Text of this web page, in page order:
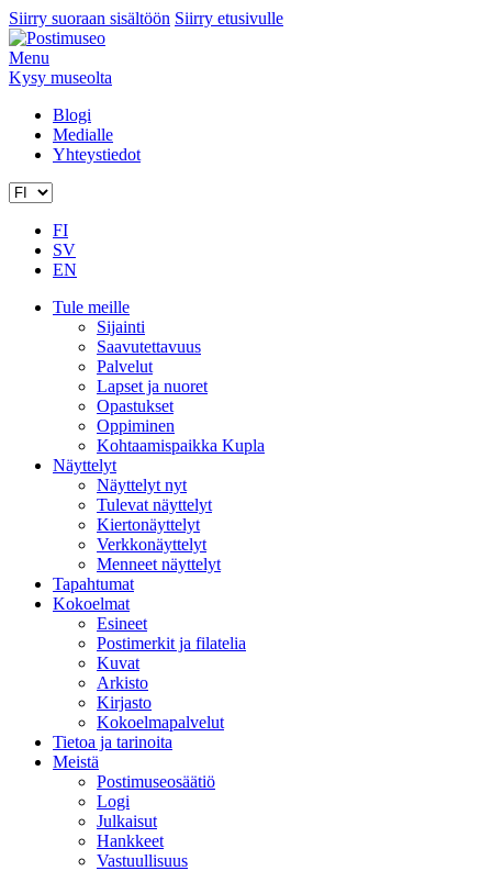
Siirry suoraan sisältöön Siirry etusivulle
Menu
Kysy museolta
Blogi
Medialle
Yhteystiedot
FI
SV
EN
Tule meille
Sijainti
Saavutettavuus
Palvelut
Lapset ja nuoret
Opastukset
Oppiminen
Kohtaamispaikka Kupla
Näyttelyt
Näyttelyt nyt
Tulevat näyttelyt
Kiertonäyttelyt
Verkkonäyttelyt
Menneet näyttelyt
Tapahtumat
Kokoelmat
Esineet
Postimerkit ja filatelia
Kuvat
Arkisto
Kirjasto
Kokoelmapalvelut
Tietoa ja tarinoita
Meistä
Postimuseosäätiö
Logi
Julkaisut
Hankkeet
Vastuullisuus